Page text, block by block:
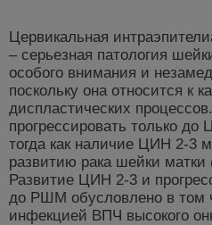
Цервикальная
– серьезная патология
особого внимания и
поскольку она относится к
диспластических
прогрессировать только
тогда как наличие ЦИН 2-3
развитию рака шейки
Развитие ЦИН 2-3 и
до РШМ обусловлено в том
инфекцией ВПЧ высокого